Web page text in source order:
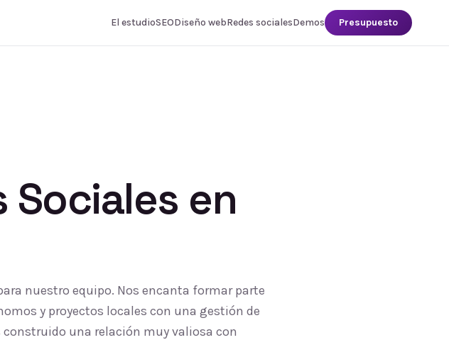
El estudioSEODiseño webRedes socialesDemos Presupuesto
Sociales en
nuestro equipo. Nos encanta formar parte
y proyectos locales con una gestión de
una relación muy valiosa con